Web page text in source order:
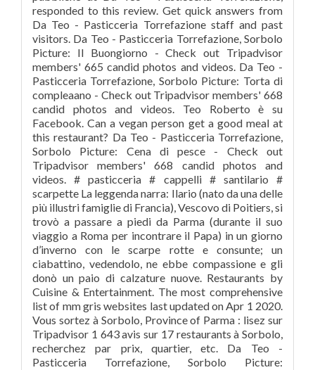
responded to this review. Get quick answers from
Da Teo - Pasticceria Torrefazione staff and past
visitors. Da Teo - Pasticceria Torrefazione, Sorbolo
Picture: Il Buongiorno - Check out Tripadvisor
members' 665 candid photos and videos. Da Teo -
Pasticceria Torrefazione, Sorbolo Picture: Torta di
compleaano - Check out Tripadvisor members' 668
candid photos and videos. Teo Roberto è su
Facebook. Can a vegan person get a good meal at
this restaurant? Da Teo - Pasticceria Torrefazione,
Sorbolo Picture: Cena di pesce - Check out
Tripadvisor members' 668 candid photos and
videos. # pasticceria # cappelli # santilario #
scarpette La leggenda narra: Ilario (nato da una delle
più illustri famiglie di Francia), Vescovo di Poitiers, si
trovò a passare a piedi da Parma (durante il suo
viaggio a Roma per incontrare il Papa) in un giorno
d’inverno con le scarpe rotte e consunte; un
ciabattino, vedendolo, ne ebbe compassione e gli
donò un paio di calzature nuove. Restaurants by
Cuisine & Entertainment. The most comprehensive
list of mm gris websites last updated on Apr 1 2020.
Vous sortez à Sorbolo, Province of Parma : lisez sur
Tripadvisor 1 643 avis sur 17 restaurants à Sorbolo,
recherchez par prix, quartier, etc. Da Teo -
Pasticceria Torrefazione, Sorbolo Picture: